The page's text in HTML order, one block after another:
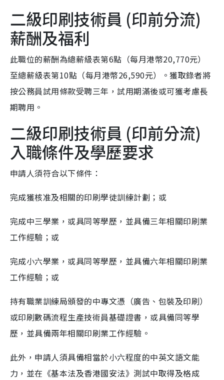
二級印刷技術員 (印前分流)
薪酬及福利
此職位的薪酬為總薪級表第6點（每月港幣20,770元）
至總薪級表第10點（每月港幣26,590元）。獲取錄者將
按公務員試用條款受聘三年，試用期滿後或可獲考慮長
期聘用。
二級印刷技術員 (印前分流)
入職條件及學歷要求
申請人須符合以下條件：
完成獲核准及相關的印刷學徒訓練計劃；或
完成中三學業，或具同等學歷，並具備三年相關印刷業
工作經驗；或
完成小六學業，或具同等學歷，並具備六年相關印刷業
工作經驗；或
持有職業訓練局頒發的中專文憑（廣告、包裝及印刷）
或印刷數碼流程生產技術員基礎證書，或具備同等學
歷，並具備兩年相關印刷業工作經驗。
此外，申請人須具備相當於小六程度的中英文語文能
力，並在《基本法及香港國安法》測試中取得及格成